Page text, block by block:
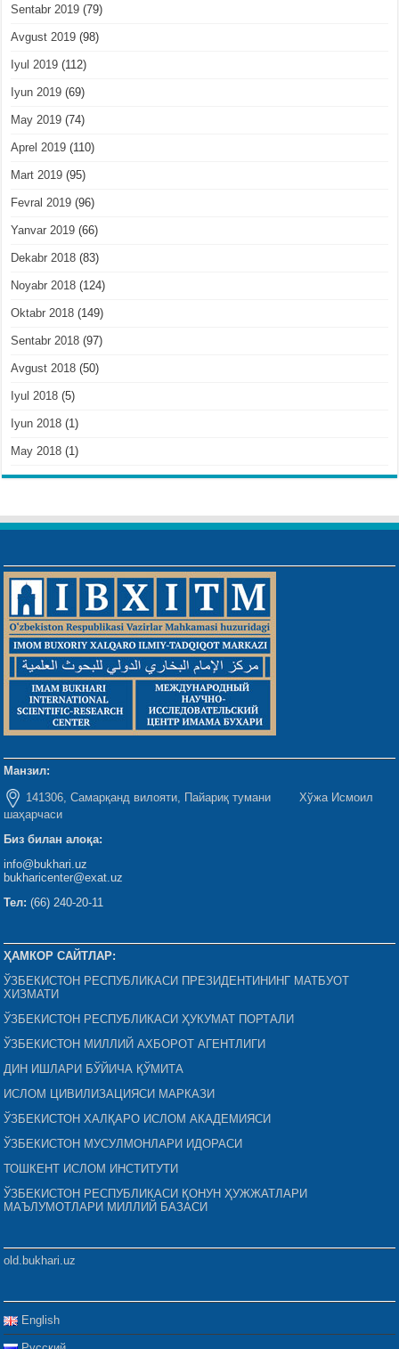
Sentabr 2019 (79)
Avgust 2019 (98)
Iyul 2019 (112)
Iyun 2019 (69)
May 2019 (74)
Aprel 2019 (110)
Mart 2019 (95)
Fevral 2019 (96)
Yanvar 2019 (66)
Dekabr 2018 (83)
Noyabr 2018 (124)
Oktabr 2018 (149)
Sentabr 2018 (97)
Avgust 2018 (50)
Iyul 2018 (5)
Iyun 2018 (1)
May 2018 (1)
Манзил:
141306, Самарқанд вилояти, Пайариқ тумани Хўжа Исмоил
шаҳарчаси
Биз билан алоқа:
info@bukhari.uz
bukharicenter@exat.uz
Тел: (66) 240-20-11
ҲАМКОР САЙТЛАР:
ЎЗБЕКИСТОН РЕСПУБЛИКАСИ ПРЕЗИДЕНТИНИНГ МАТБУОТ
ХИЗМАТИ
ЎЗБЕКИСТОН РЕСПУБЛИКАСИ ҲУКУМАТ ПОРТАЛИ
ЎЗБЕКИСТОН МИЛЛИЙ АХБОРОТ АГЕНТЛИГИ
ДИН ИШЛАРИ БЎЙИЧА ҚЎМИТА
ИСЛОМ ЦИВИЛИЗАЦИЯСИ МАРКАЗИ
ЎЗБЕКИСТОН ХАЛҚАРО ИСЛОМ АКАДЕМИЯСИ
ЎЗБЕКИСТОН МУСУЛМОНЛАРИ ИДОРАСИ
ТОШКЕНТ ИСЛОМ ИНСТИТУТИ
ЎЗБЕКИСТОН РЕСПУБЛИКАСИ ҚОНУН ҲУЖЖАТЛАРИ
МАЪЛУМОТЛАРИ МИЛЛИЙ БАЗАСИ
old.bukhari.uz
English